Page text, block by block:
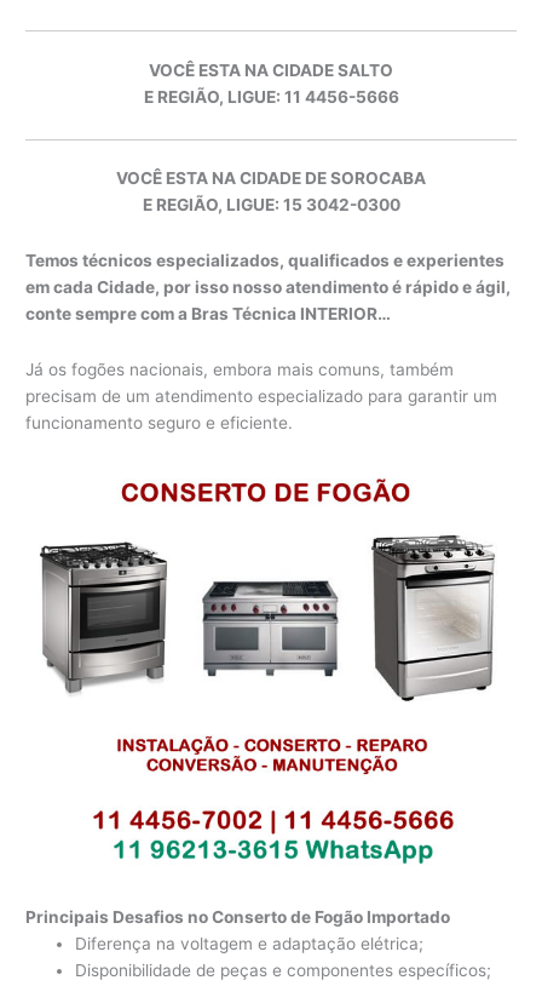
VOCÊ ESTA NA CIDADE SALTO
E REGIÃO, LIGUE: 11 4456-5666
VOCÊ ESTA NA CIDADE DE SOROCABA
E REGIÃO, LIGUE: 15 3042-0300
Temos técnicos especializados, qualificados e experientes
em cada Cidade, por isso nosso atendimento é rápido e ágil,
conte sempre com a Bras Técnica INTERIOR…
Já os fogões nacionais, embora mais comuns, também
precisam de um atendimento especializado para garantir um
funcionamento seguro e eficiente.
Principais Desafios no Conserto de Fogão Importado
Diferença na voltagem e adaptação elétrica;
Disponibilidade de peças e componentes específicos;